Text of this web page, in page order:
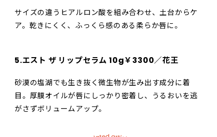
サイズの違うヒアルロン酸を組み合わせ、土台からケ
ア。乾きにくく、ふっくら感のある柔らか唇に。
5.エスト ザ リップセラム 10g￥3300／花王
砂漠の塩湖でも生き抜く微生物が生み出す成分に着
目。厚膜オイルが唇にしっかり密着し、うるおいを逃
がさずボリュームアップ。